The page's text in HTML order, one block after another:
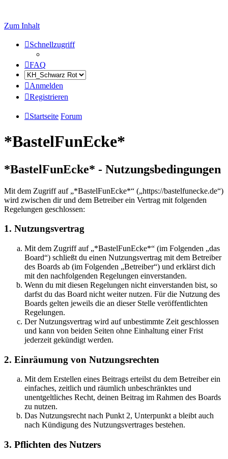
Zum Inhalt
Schnellzugriff
FAQ
Anmelden
Registrieren
Startseite Forum
*BastelFunEcke*
*BastelFunEcke* - Nutzungsbedingungen
Mit dem Zugriff auf „*BastelFunEcke*“ („https://bastelfunecke.de“)
wird zwischen dir und dem Betreiber ein Vertrag mit folgenden
Regelungen geschlossen:
1. Nutzungsvertrag
Mit dem Zugriff auf „*BastelFunEcke*“ (im Folgenden „das
Board“) schließt du einen Nutzungsvertrag mit dem Betreiber
des Boards ab (im Folgenden „Betreiber“) und erklärst dich
mit den nachfolgenden Regelungen einverstanden.
Wenn du mit diesen Regelungen nicht einverstanden bist, so
darfst du das Board nicht weiter nutzen. Für die Nutzung des
Boards gelten jeweils die an dieser Stelle veröffentlichten
Regelungen.
Der Nutzungsvertrag wird auf unbestimmte Zeit geschlossen
und kann von beiden Seiten ohne Einhaltung einer Frist
jederzeit gekündigt werden.
2. Einräumung von Nutzungsrechten
Mit dem Erstellen eines Beitrags erteilst du dem Betreiber ein
einfaches, zeitlich und räumlich unbeschränktes und
unentgeltliches Recht, deinen Beitrag im Rahmen des Boards
zu nutzen.
Das Nutzungsrecht nach Punkt 2, Unterpunkt a bleibt auch
nach Kündigung des Nutzungsvertrages bestehen.
3. Pflichten des Nutzers